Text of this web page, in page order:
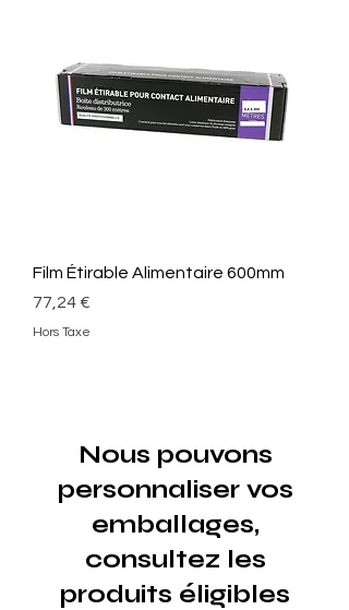
Film Étirable Alimentaire 600mm
Prix
77,24 €
Hors Taxe
Nous pouvons
personnaliser vos
emballages,
consultez les
produits éligibles